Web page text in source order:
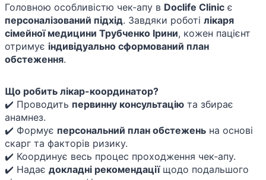
Головною особливістю чек-апу в Doclife Clinic є
персоналізований підхід. Завдяки роботі лікаря
сімейної медицини Трубченко Ірини, кожен пацієнт
отримує індивідуально сформований план
обстеження.
Що робить лікар-координатор?
✔️ Проводить первинну консультацію та збирає
анамнез.
✔️ Формує персональний план обстежень на основі
скарг та факторів ризику.
✔️ Координує весь процес проходження чек-апу.
✔️ Надає докладні рекомендаціїщодо подальшого